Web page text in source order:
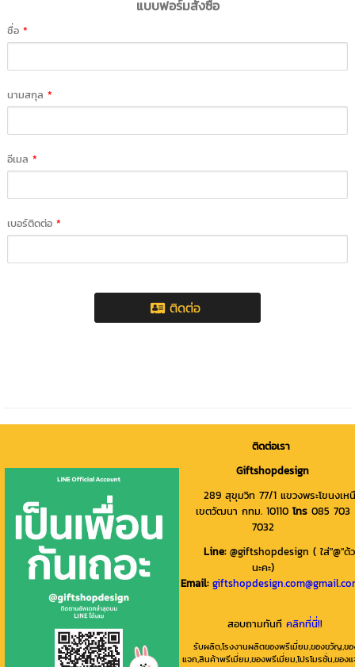
แบบฟอร์มสั่งซื้อ
ชื่อ*
นามสกุล*
อีเมล*
เบอร์ติดต่อ*
ติดต่อ
ติดต่อเรา
Giftshopdesign
289 สุขุมวิท 77/1 แขวงพระโขนงเห
เขตวัฒนา กทม. 10110โทร085 703
7032
Line: @giftshopdesign ( ใส่"@"ด้
นะคะ)
Email:
สอบถามทันที คลิกที่นี่!!
รับผลิต,โรงงานผลิตของพรีเมี่ยม,ของขวัญ,ข
แจก,สินค้าพรีเมี่ยม,ของพรีเมี่ยม,โปรโมรชั่น,ของ